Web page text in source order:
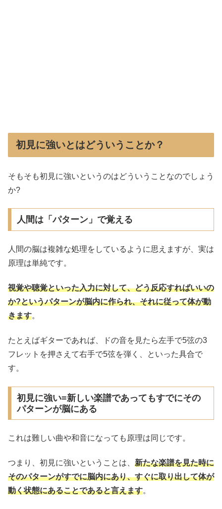
初見に強いとはどういうことか？
そもそも初見に強いというのはどういうことなのでしょう
か?
人間は「パターン」で覚える
人間の脳は複雑な処理をしているように思えますが、実は
原理は単純です。
視覚や聴覚といった入力に対して、どう反応すればいいの
か?というパターンが脳内に作られ、それに従って体が動
きます。
たとえばギターであれば、ドの音を見たら左手で5弦の3
フレットを押さえて右手で5弦を弾く、といった具合で
す。
初見に強い=新しい楽譜であってもすでにその
パターンが脳にある
これは難しい曲や和音になっても原理は同じです。
つまり、初見に強いということは、 新たな楽譜を見た時に
そのパターンがすでに脳内にあり、すぐに取り出して体が
動く状態にあることであると言えます。